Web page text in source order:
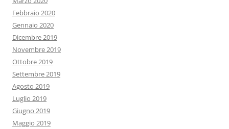
Febbraio 2020
Gennaio 2020
Dicembre 2019
Novembre 2019
Ottobre 2019
Settembre 2019
Agosto 2019
Luglio 2019
Giugno 2019
Maggio 2019